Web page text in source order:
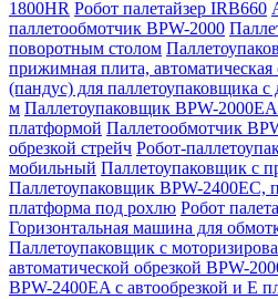
1800HR Робот палетайзер IRB660
паллетообмотчик BPW-2000
поворотным столом
прижимная плита, автоматическая
(пандус) для паллетоупаковщика
м Паллетоупаковщик BPW-2000EA
платформой Паллетообмотчик
обрезкой стрейч Робот-
мобильный Паллетоупаковщик с
Паллетоупаковщик BPW-2400EC,
платформа под рохлю Робот
Горизонтальная машина для
Паллетоупаковщик с
автоматической обрезкой BPW-
BPW-2400EA с автообрезкой и Е